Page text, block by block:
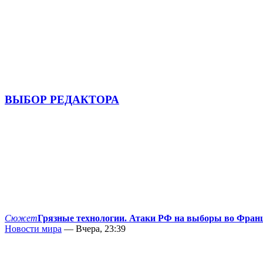
ВЫБОР РЕДАКТОРА
СюжетГрязные технологии. Атаки РФ на выборы во
Новости мира — Вчера, 23:39